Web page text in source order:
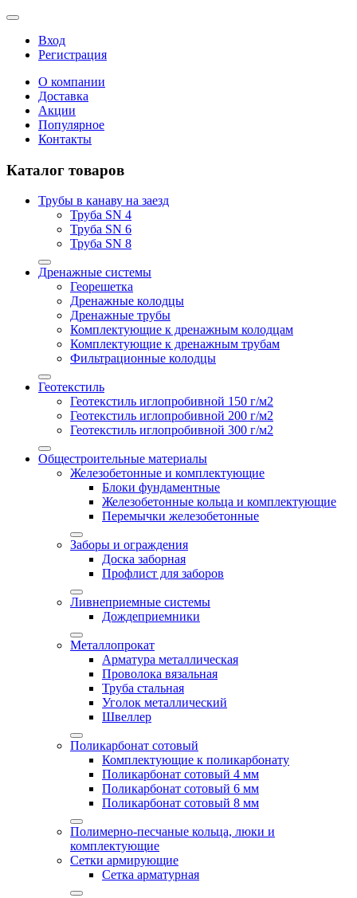
Вход
Регистрация
О компании
Доставка
Акции
Популярное
Контакты
Каталог товаров
Трубы в канаву на заезд
Труба SN 4
Труба SN 6
Труба SN 8
Дренажные системы
Георешетка
Дренажные колодцы
Дренажные трубы
Комплектующие к дренажным колодцам
Комплектующие к дренажным трубам
Фильтрационные колодцы
Геотекстиль
Геотекстиль иглопробивной 150 г/м2
Геотекстиль иглопробивной 200 г/м2
Геотекстиль иглопробивной 300 г/м2
Общестроительные материалы
Железобетонные и комплектующие
Блоки фундаментные
Железобетонные кольца и комплектующие
Перемычки железобетонные
Заборы и ограждения
Доска заборная
Профлист для заборов
Ливнеприемные системы
Дождеприемники
Металлопрокат
Арматура металлическая
Проволока вязальная
Труба стальная
Уголок металлический
Швеллер
Поликарбонат сотовый
Комплектующие к поликарбонату
Поликарбонат сотовый 4 мм
Поликарбонат сотовый 6 мм
Поликарбонат сотовый 8 мм
Полимерно-песчаные кольца, люки и
комплектующие
Сетки армирующие
Сетка арматурная